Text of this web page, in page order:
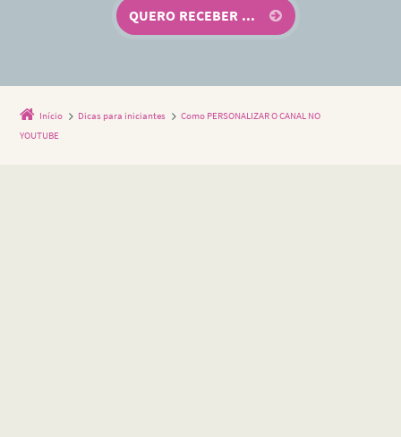
Início Dicas para iniciantes
Como PERSONALIZAR O CANAL NO
YOUTUBE